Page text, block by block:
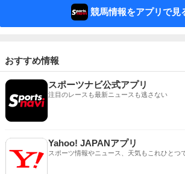
競馬情報をアプリで見
おすすめ情報
スポーツナビ公式アプリ
注目のレースも最新ニュースも逃さない
Yahoo! JAPANアプリ
スポーツ情報やニュース、天気もこれひとつ